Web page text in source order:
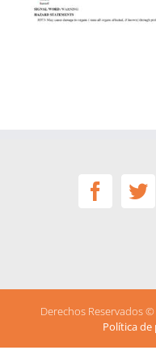
Derechos Reservados ©
Política de